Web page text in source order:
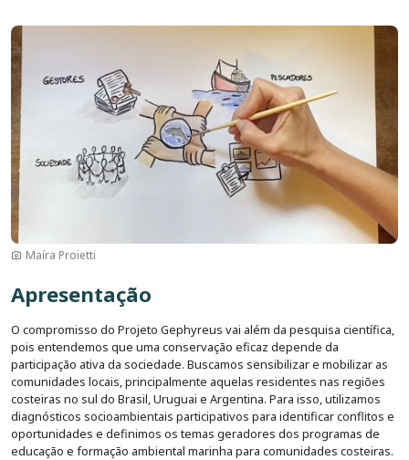
Imagem
Maíra Proietti
Apresentação
O compromisso do Projeto Gephyreus vai além da pesquisa científica,
pois entendemos que uma conservação eficaz depende da
participação ativa da sociedade. Buscamos sensibilizar e mobilizar as
comunidades locais, principalmente aquelas residentes nas regiões
costeiras no sul do Brasil, Uruguai e Argentina. Para isso, utilizamos
diagnósticos socioambientais participativos para identificar conflitos e
oportunidades e definimos os temas geradores dos programas de
educação e formação ambiental marinha para comunidades costeiras.